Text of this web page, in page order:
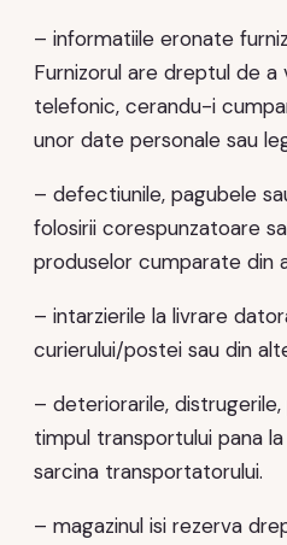
– informatiile eronate
Furnizorul are dreptul de
telefonic, cerandu-i
unor date personale sau
– defectiunile, pagubele
folosirii corespunzatoare
produselor cumparate din
– intarzierile la livrare
curierului/postei sau din
– deteriorarile,
timpul transportului pana
sarcina transportatorului.
– magazinul isi rezerva